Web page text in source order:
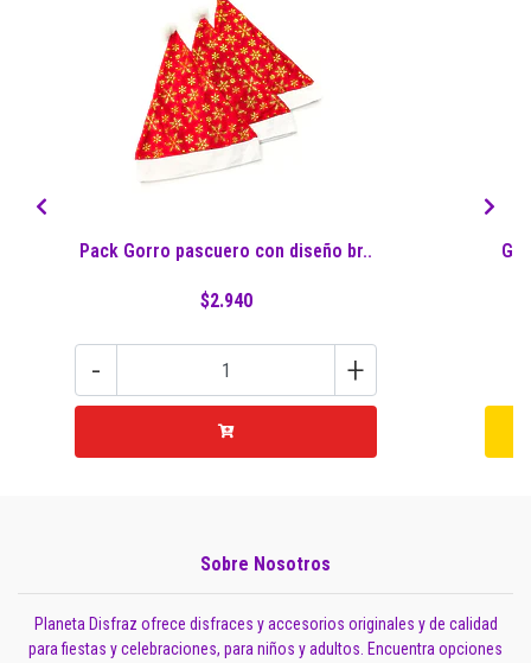
Pack Gorro pascuero con diseño br..
$2.940
- +
Sobre Nosotros
Planeta Disfraz ofrece disfraces y accesorios originales y de calidad
para fiestas y celebraciones, para niños y adultos. Encuentra opciones